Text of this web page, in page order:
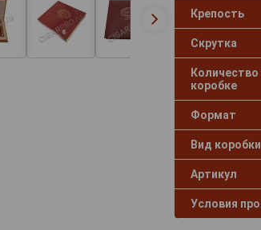
Крепость
Скрутка
Количество
коробке
Формат
Вид коробки
Артикул
Условия